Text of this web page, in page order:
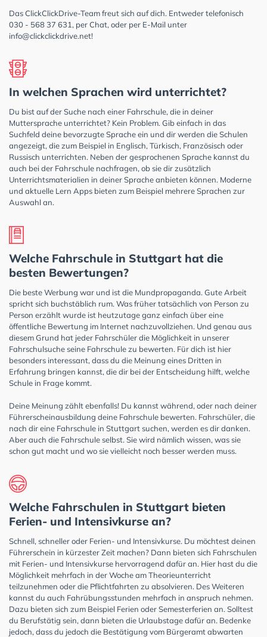
Das ClickClickDrive-Team freut sich auf dich. Entweder telefonisch
030 - 568 37 631, per Chat, oder per E-Mail unter
info@clickclickdrive.net!
In welchen Sprachen wird unterrichtet?
Du bist auf der Suche nach einer Fahrschule, die in deiner
Muttersprache unterrichtet? Kein Problem. Gib einfach in das
Suchfeld deine bevorzugte Sprache ein und dir werden die Schulen
angezeigt, die zum Beispiel in Englisch, Türkisch, Französisch oder
Russisch unterrichten. Neben der gesprochenen Sprache kannst du
auch bei der Fahrschule nachfragen, ob sie dir zusätzlich
Unterrichtsmaterialien in deiner Sprache anbieten können. Moderne
und aktuelle Lern Apps bieten zum Beispiel mehrere Sprachen zur
Auswahl an.
Welche Fahrschule in Stuttgart hat die
besten Bewertungen?
Die beste Werbung war und ist die Mundpropaganda. Gute Arbeit
spricht sich buchstäblich rum. Was früher tatsächlich von Person zu
Person erzählt wurde ist heutzutage ganz einfach über eine
öffentliche Bewertung im Internet nachzuvollziehen. Und genau aus
diesem Grund hat jeder Fahrschüler die Möglichkeit in unserer
Fahrschulsuche seine Fahrschule zu bewerten. Für dich ist hier
besonders interessant, dass du die Meinung eines Dritten in
Erfahrung bringen kannst, die dir bei der Entscheidung hilft, welche
Schule in Frage kommt.
Deine Meinung zählt ebenfalls! Du kannst während, oder nach deiner
Führerscheinausbildung deine Fahrschule bewerten. Fahrschüler, die
nach dir eine Fahrschule in Stuttgart suchen, werden es dir danken.
Aber auch die Fahrschule selbst. Sie wird nämlich wissen, was sie
schon gut macht und wo sie vielleicht noch besser werden muss.
Welche Fahrschulen in Stuttgart bieten
Ferien- und Intensivkurse an?
Schnell, schneller oder Ferien- und Intensivkurse. Du möchtest deinen
Führerschein in kürzester Zeit machen? Dann bieten sich Fahrschulen
mit Ferien- und Intensivkurse hervorragend dafür an. Hier hast du die
Möglichkeit mehrfach in der Woche am Theorieunterricht
teilzunehmen oder die Pflichtfahrten zu absolvieren. Des Weiteren
kannst du auch Fahrübungsstunden mehrfach in anspruch nehmen.
Dazu bieten sich zum Beispiel Ferien oder Semesterferien an. Solltest
du Berufstätig sein, dann bieten die Urlaubstage dafür an. Bedenke
jedoch, dass du jedoch die Bestätigung vom Bürgeramt abwarten